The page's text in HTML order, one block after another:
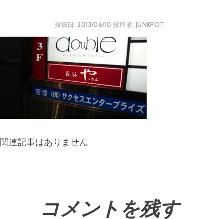
投稿日: 2013/06/10 投稿者: JUNKPOT
関連記事はありません
コメントを残す